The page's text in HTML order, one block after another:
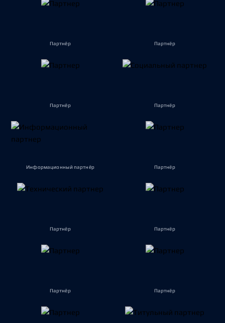
Партнёр Партнёр
Партнёр Партнёр
Информационный партнёр Партнёр
Партнёр Партнёр
Партнёр Партнёр